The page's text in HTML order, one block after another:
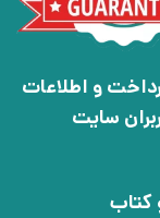
و اطلاعات
سایت
کتاب